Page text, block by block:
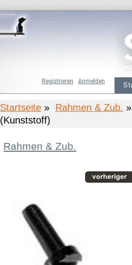
Anmelden
Registrieren
Startseite » Rahmen & Zub.
(Kunststoff)
Rahmen & Zub.